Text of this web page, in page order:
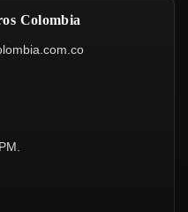
Colombia